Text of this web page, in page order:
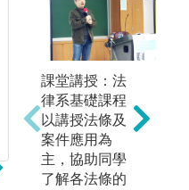
未上傳圖片
課堂講授：法
律系基礎課程
以講授法條及
案件應用為
主，協助同學
了解各法條的